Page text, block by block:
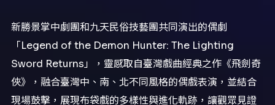
新勝景掌中劇團和九天民俗技藝團共同演出的偶劇
「Legend of the Demon Hunter: The Lighting
Sword Returns」，靈感取自臺灣戲曲經典之作《飛劍奇
俠》，融合臺灣中、南、北不同風格的偶戲表演，並結合
現場鼓擊，展現布袋戲的多樣性與進化軌跡，讓觀眾見證